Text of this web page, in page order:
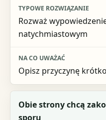
Rozważ
natychmiastowym
Opisz przyczynę
Obie strony chcą
sporu